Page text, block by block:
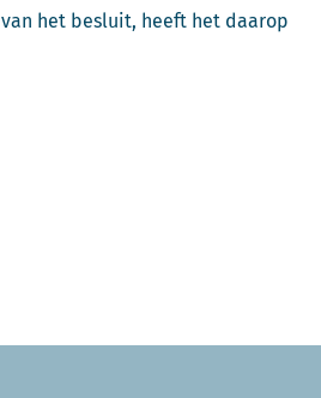
het besluit, heeft het daarop